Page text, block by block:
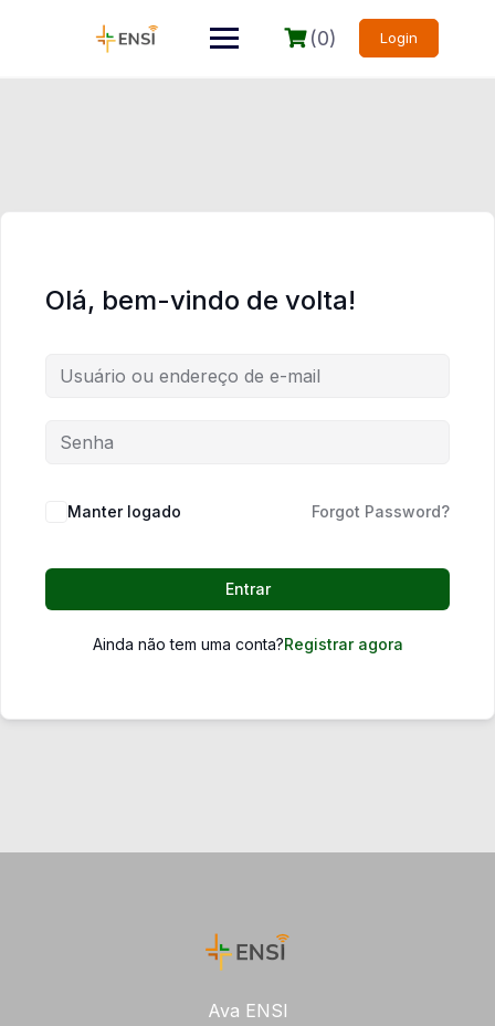
(0) Login
Olá, bem-vindo de volta!
Manter logado Forgot Password?
Entrar
Ainda não tem uma conta?Registrar agora
Ava ENSI